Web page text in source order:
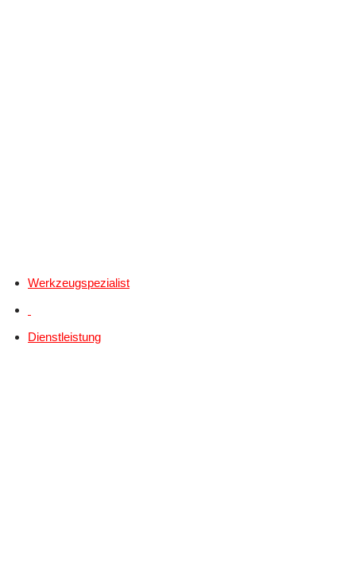
Werkzeugspezialist
Dienstleistung